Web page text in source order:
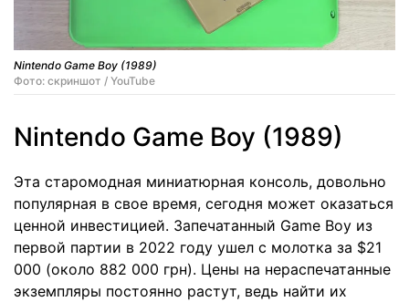
Nintendo Game Boy (1989)
Фото: скриншот / YouTube
Nintendo Game Boy (1989)
Эта старомодная миниатюрная консоль, довольно
популярная в свое время, сегодня может оказаться
ценной инвестицией. Запечатанный Game Boy из
первой партии в 2022 году ушел с молотка за $21
000 (около 882 000 грн). Цены на нераспечатанные
экземпляры постоянно растут, ведь найти их